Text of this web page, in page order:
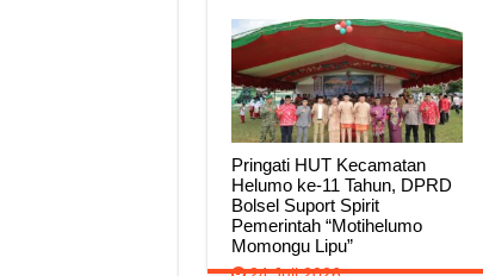
Pringati HUT Kecamatan
Helumo ke-11 Tahun, DPRD
Bolsel Suport Spirit
Pemerintah “Motihelumo
Momongu Lipu”